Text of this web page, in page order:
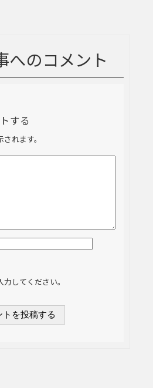
へのコメント
する
れます。
してください。